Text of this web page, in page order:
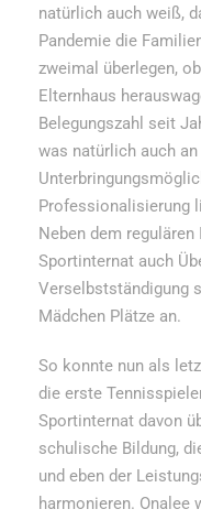
natürlich auch weiß,
Pandemie die
zweimal überlegen,
Elternhaus
Belegungszahl seit
was natürlich auch
Professionalisierung
Neben dem
Sportinternat auch
Verselbstständigung
Mädchen Plätze an.
So konnte nun als
die erste
Sportinternat davon
schulische Bildung,
und eben der
harmonieren. Onalee